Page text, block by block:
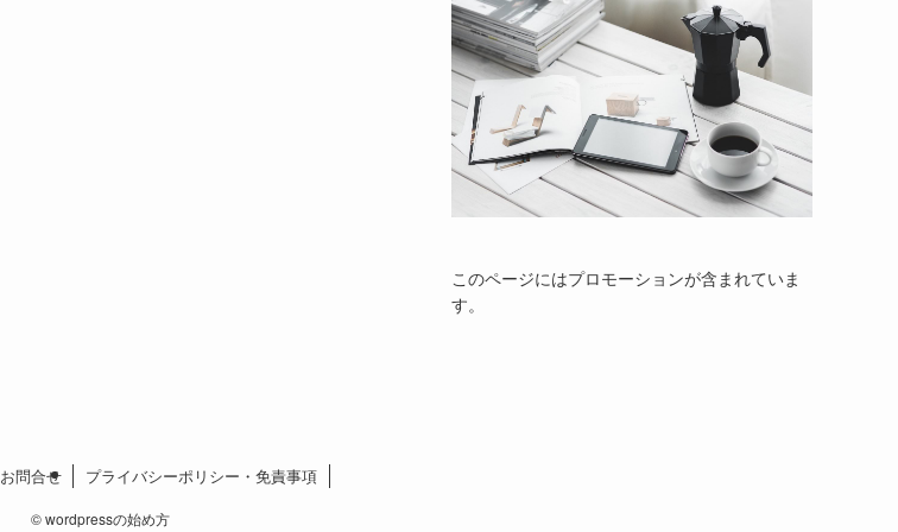
このページにはプロモーションが含まれていま
す。
お問合せ プライバシーポリシー・免責事項
©wordpressの始め方